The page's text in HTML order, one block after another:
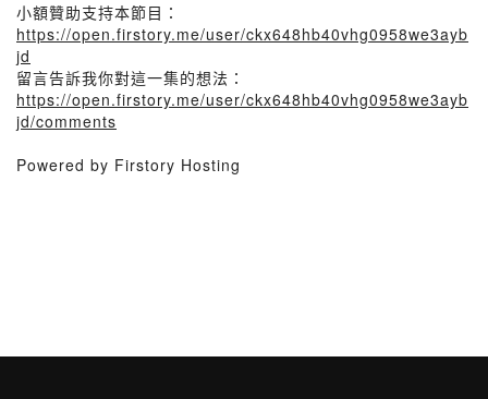
小額贊助支持本節目：
https://open.firstory.me/user/ckx648hb40vhg0958we3ayb
jd
留言告訴我你對這一集的想法：
https://open.firstory.me/user/ckx648hb40vhg0958we3ayb
jd/comments
Powered by Firstory Hosting